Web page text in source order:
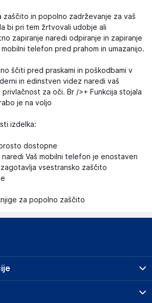
zaščito in popolno zadrževanje za vaš
bi pri tem žrtvovali udobje ali
zapiranje naredi odpiranje in zapiranje
telefon pred prahom in umazanijo.
ščiti pred praskami in poškodbami v
in edinstven videz naredi vaš
za oči. Br />+ Funkcija stojala
je na voljo
izdelka:
dostopne
Vaš mobilni telefon je enostaven
vsestransko zaščito
za popolno zaščito